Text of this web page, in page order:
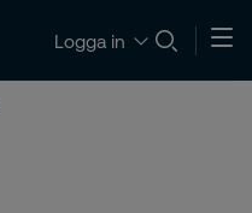
Logga in